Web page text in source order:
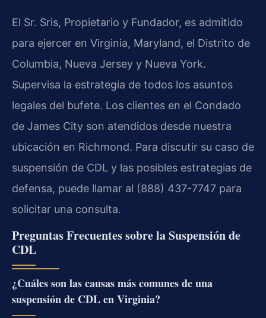
El Sr. Sris, Propietario y Fundador, es admitido
para ejercer en Virginia, Maryland, el Distrito de
Columbia, Nueva Jersey y Nueva York.
Supervisa la estrategia de todos los asuntos
legales del bufete. Los clientes en el Condado
de James City son atendidos desde nuestra
ubicación en Richmond. Para discutir su caso de
suspensión de CDL y las posibles estrategias de
defensa, puede llamar al (888) 437-7747 para
solicitar una consulta.
Preguntas Frecuentes sobre la Suspensión de
CDL
¿Cuáles son las causas más comunes de una
suspensión de CDL en Virginia?